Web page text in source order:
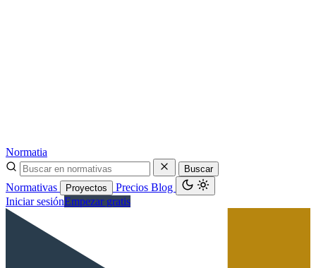
Normatia
Buscar
Normativas Proyectos Precios Blog
Iniciar sesiónEmpezar gratis